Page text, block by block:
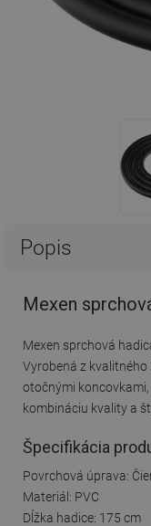
Popis
Mexen
Mexen sprchová
Vyrobená z
otočnými
kombináciu kvality a
Špecifikácia
Povrchová úprava:
Materiál: PVC
Dĺžka hadice: 175 cm